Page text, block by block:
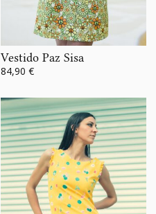
Vestido Paz Sisa
84,90 €